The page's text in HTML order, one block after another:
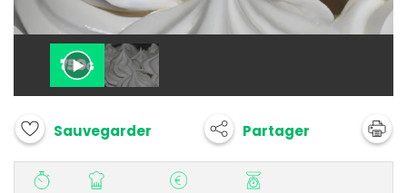
Sauvegarder Partager